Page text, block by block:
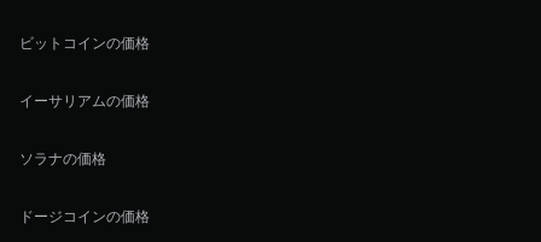
ビットコインの価格
イーサリアムの価格
ソラナの価格
ドージコインの価格